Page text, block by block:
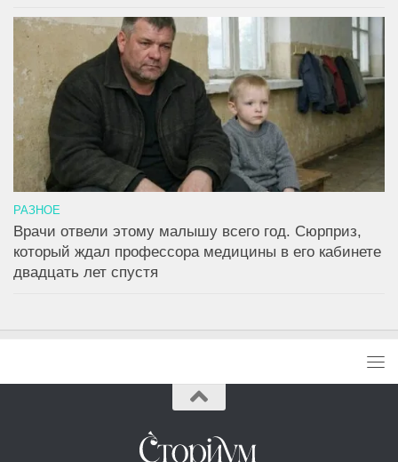
РАЗНОЕ
Врачи отвели этому малышу всего год. Сюрприз,
который ждал профессора медицины в его кабинете
двадцать лет спустя